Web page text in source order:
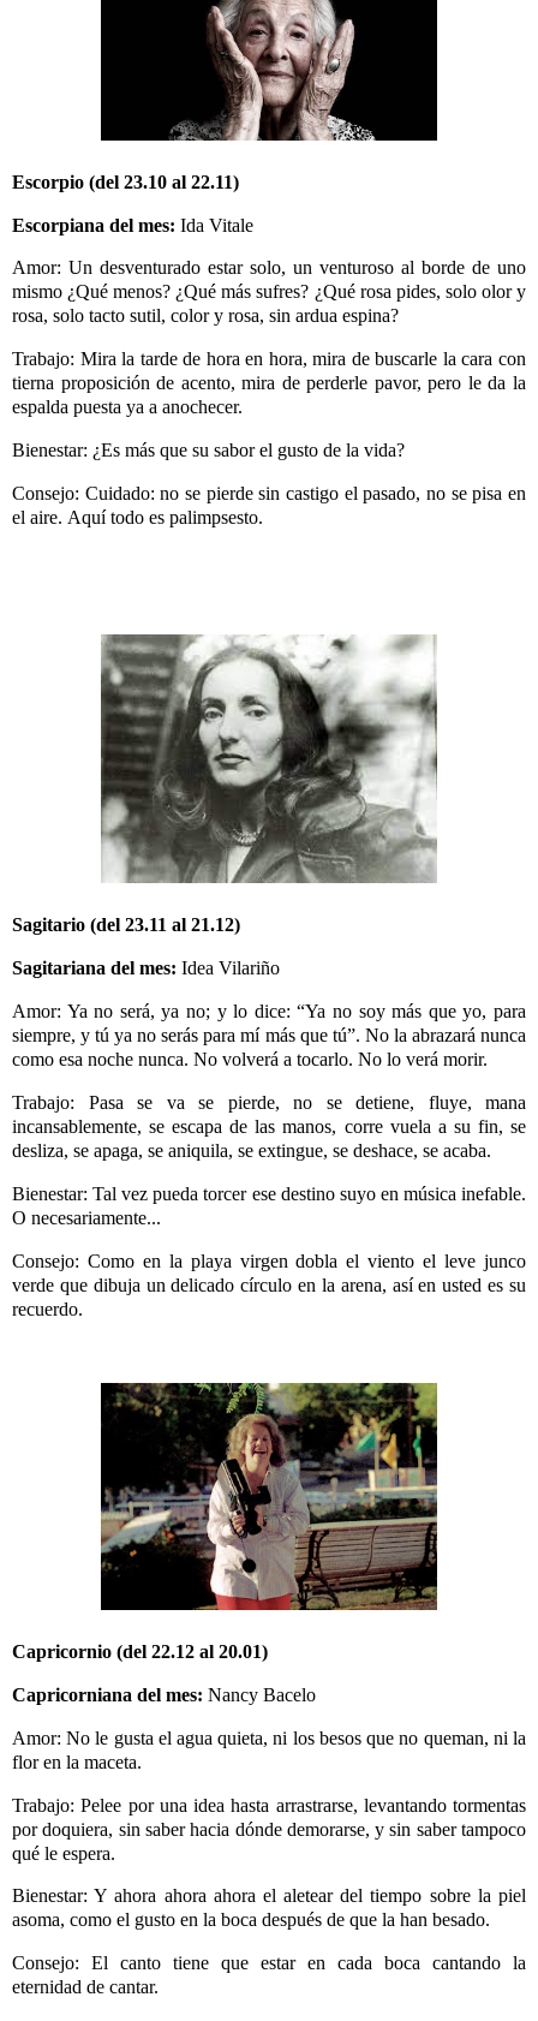
Escorpio (del 23.10 al 22.11)
Escorpiana del mes: Ida Vitale
Amor: Un desventurado estar solo, un venturoso al borde de uno
mismo ¿Qué menos? ¿Qué más sufres? ¿Qué rosa pides, solo olor y
rosa, solo tacto sutil, color y rosa, sin ardua espina?
Trabajo: Mira la tarde de hora en hora, mira de buscarle la cara con
tierna proposición de acento, mira de perderle pavor, pero le da la
espalda puesta ya a anochecer.
Bienestar: ¿Es más que su sabor el gusto de la vida?
Consejo: Cuidado: no se pierde sin castigo el pasado, no se pisa en
el aire. Aquí todo es palimpsesto.
Sagitario (del 23.11 al 21.12)
Sagitariana del mes: Idea Vilariño
Amor: Ya no será, ya no; y lo dice: “Ya no soy más que yo, para
siempre, y tú ya no serás para mí más que tú”. No la abrazará nunca
como esa noche nunca. No volverá a tocarlo. No lo verá morir.
Trabajo: Pasa se va se pierde, no se detiene, fluye, mana
incansablemente, se escapa de las manos, corre vuela a su fin, se
desliza, se apaga, se aniquila, se extingue, se deshace, se acaba.
Bienestar: Tal vez pueda torcer ese destino suyo en música inefable.
O necesariamente...
Consejo: Como en la playa virgen dobla el viento el leve junco
verde que dibuja un delicado círculo en la arena, así en usted es su
recuerdo.
Capricornio (del 22.12 al 20.01)
Capricorniana del mes: Nancy Bacelo
Amor: No le gusta el agua quieta, ni los besos que no queman, ni la
flor en la maceta.
Trabajo: Pelee por una idea hasta arrastrarse, levantando tormentas
por doquiera, sin saber hacia dónde demorarse, y sin saber tampoco
qué le espera.
Bienestar: Y ahora ahora ahora el aletear del tiempo sobre la piel
asoma, como el gusto en la boca después de que la han besado.
Consejo: El canto tiene que estar en cada boca cantando la
eternidad de cantar.